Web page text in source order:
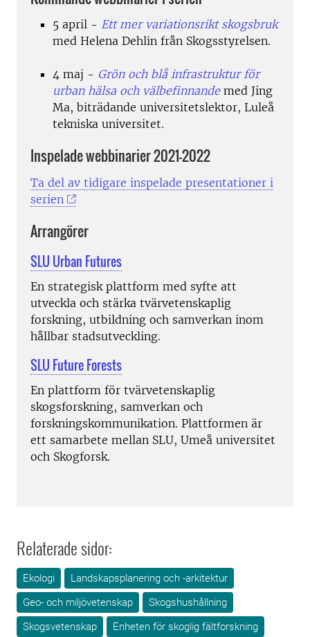
5 april - Ett mer variationsrikt skogsbruk
med Helena Dehlin från Skogsstyrelsen.
4 maj - Grön och blå infrastruktur för
urban hälsa och välbefinnande med Jing
Ma, biträdande universitetslektor, Luleå
tekniska universitet.
Inspelade webbinarier 2021-2022
Ta del av tidigare inspelade presentationer i
serien
Arrangörer
SLU Urban Futures
En strategisk plattform med syfte att
utveckla och stärka tvärvetenskaplig
forskning, utbildning och samverkan inom
hållbar stadsutveckling.
SLU Future Forests
En plattform för tvärvetenskaplig
skogsforskning, samverkan och
forskningskommunikation. Plattformen är
ett samarbete mellan SLU, Umeå universitet
och Skogforsk.
Relaterade sidor:
Ekologi
Landskapsplanering och -arkitektur
Geo- och miljövetenskap
Skogshushållning
Skogsvetenskap
Enheten för skoglig fältforskning